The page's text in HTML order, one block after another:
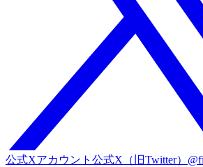
公式Xアカウント 公式X（旧Twitter）